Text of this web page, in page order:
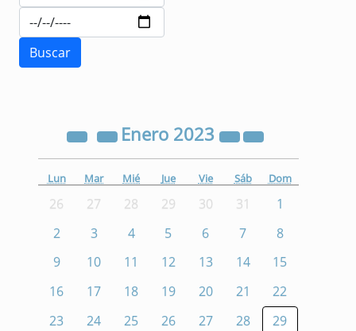
Enero 2023
Lun Mar Mié Jue Vie Sáb Dom
26 27 28 29 30 31
1
2
3 4 5 6 7
8
9
10 11 12 13 14
15
16
17 18 19 20 21
22
23
24 25 26 27 28
29